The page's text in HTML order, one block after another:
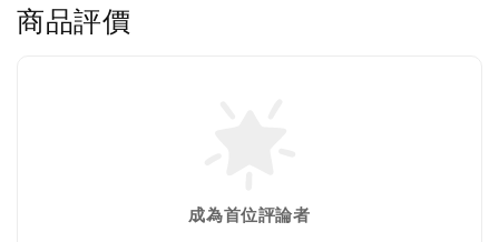
商品評價
成為首位評論者